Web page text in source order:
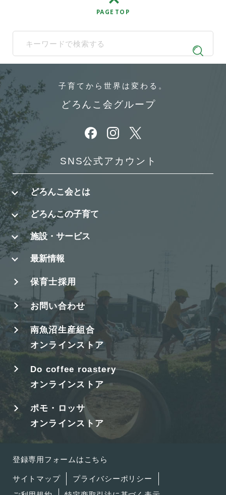
PAGE TOP
When autocomplete results are available use up and down
子育てから 世界は変わる。
どろんこ会グループ
別ウィンドウで開きます
別ウィンドウで開きます
別ウィンドウで開きます
SNS公式アカウント
どろんこ会とは
どろんこの子育て
施設・サービス
最新情報
保育士採用
お問い合わせ
南魚沼生産組合
オンラインストア
Do coffee roastery
オンラインストア
ポモ・ロッサ
オンラインストア
登録専用フォームはこちら
サイトマップ
プライバシーポリシー